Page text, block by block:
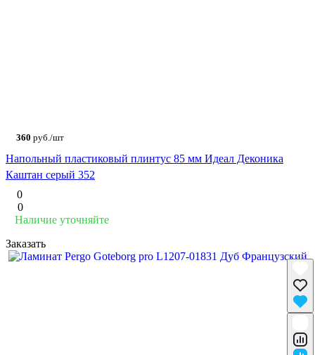
360 руб./шт
Напольный пластиковый плинтус 85 мм Идеал Деконика
Каштан серый 352
0
0
Наличие уточняйте
Заказать